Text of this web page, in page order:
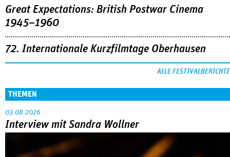
Great Expectations: British Postwar Cinema
1945–1960
72. Internationale Kurzfilmtage Oberhausen
ALLE FESTIVALBERICHTE
THEMEN
03.08.2026
Interview mit Sandra Wollner